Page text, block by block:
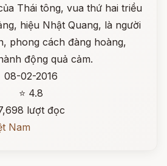
Thái tông, vua thứ hai triều
hiệu Nhật Quang, là người
phong cách đàng hoàng,
động quả cảm.
08-02-2016
⭐ 4.8
lượt đọc
Nam